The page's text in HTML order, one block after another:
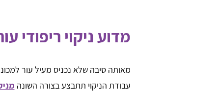
מדוע ניקוי ריפודי
מאותה סיבה שלא נכניס מעיל עור
עבודת הניקוי תתבצע בצורה השונה